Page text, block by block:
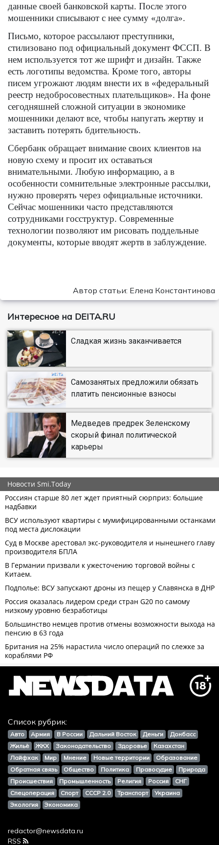
данные своей банковской карты. После этого
мошенники списывают с нее сумму «долга».
Письмо, которое рассылают преступники,
стилизовано под официальный документ ФССП. В
нем используется тот же шрифт и дизайн. Также
есть логотипы ведомства. Кроме того, авторы
писем угрожают людям внести их в «федеральный
реестр недобросовестных плательщиков». На фоне
сегодняшней сложной ситуации в экономике
мошенники делают все, чтобы напугать жертву и
заставить потерять бдительность.
Сбербанк обращает внимание своих клиентов на
новую схему и просит их оставаться
внимательными. Любую информацию, а в
особенности сомнительные электронные рассылки,
нужно проверять через официальные источники.
Сейчас мошенники часто представляются
сотрудниками госструктур. Современные
технологии позволяют им рисовать поддельные
документы, которые вводят жертв в заблуждение.
Автор статьи: Елена Константинова
Интересное на DEITA.RU
Сладкая жизнь заканчивается
Самозанятых предложили обязать
платить пенсионные взносы
Медведев предрек Зеленскому
скорый финал политической
карьеры
Список рубрик:
Авто Армия В России Дальний Восток Деньги
Донбасс
Жильё
ЖКХ Законодательство Здоровье
Казахстан
Лайфхак
Мир Мнение Новые территории
Образование
Обратная связь
Общество Политика Правосудие
Природа
Происшествия
Промышленность Религия Россия
СНГ
Спецоперация
Спорт СССР 2.0 Транспорт
Украина
Экология
Экономика
redactor@newsdata.ru
RSS